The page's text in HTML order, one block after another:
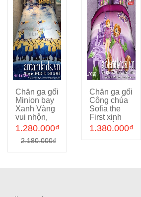
Chọn sản phẩm
Chăn ga gối
Minion bay
Xanh Vàng
vui nhộn,
cho bé trai
bé gái
ATKDS250
1.280.000₫
2.180.000₫
Chọn sản phẩm
Chăn ga gối
Công chúa
Sofia the
First xinh
đẹp, sắc tím
mộng mơ
1.380.000₫